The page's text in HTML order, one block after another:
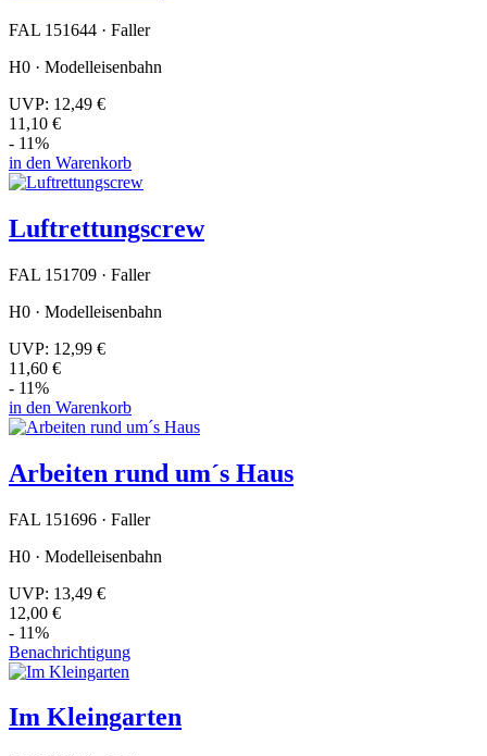
FAL 151644 · Faller
H0 · Modelleisenbahn
UVP: 12,49 €
11,10 €
- 11%
in den Warenkorb
Luftrettungscrew
FAL 151709 · Faller
H0 · Modelleisenbahn
UVP: 12,99 €
11,60 €
- 11%
in den Warenkorb
Arbeiten rund um´s Haus
FAL 151696 · Faller
H0 · Modelleisenbahn
UVP: 13,49 €
12,00 €
- 11%
Benachrichtigung
Im Kleingarten